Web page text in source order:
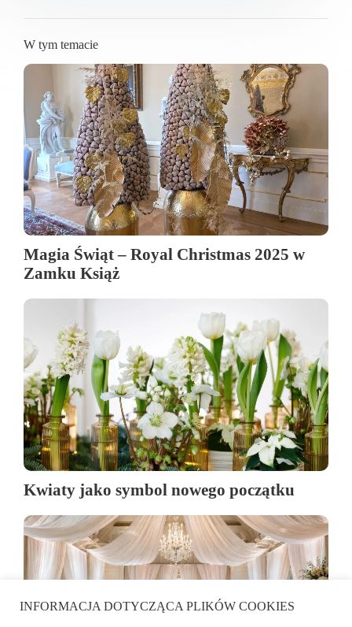
W tym temacie
Magia Świąt – Royal Christmas 2025 w
Zamku Książ
Kwiaty jako symbol nowego początku
INFORMACJA DOTYCZĄCA PLIKÓW COOKIES